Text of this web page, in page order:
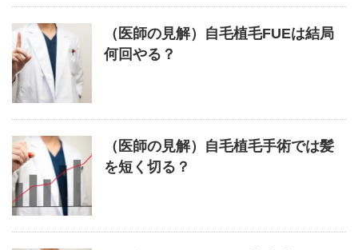
（医師の見解）自毛植毛FUEは結局
何回やる？
（医師の見解）自毛植毛手術では髪
を短く切る？